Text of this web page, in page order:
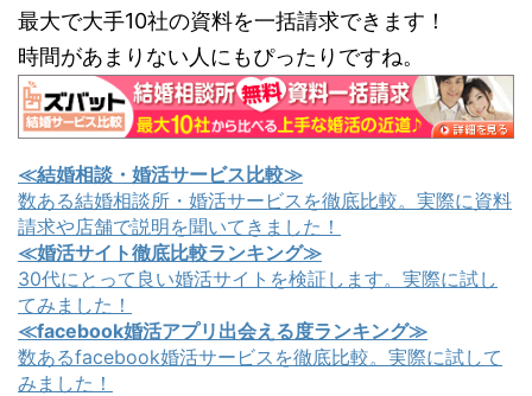
最大で大手10社の資料を一括請求できます！
時間があまりない人にもぴったりですね。
≪結婚相談・婚活サービス比較≫
数ある結婚相談所・婚活サービスを徹底比較。実際に資料
請求や店舗で説明を聞いてきました！
≪婚活サイト徹底比較ランキング≫
30代にとって良い婚活サイトを検証します。実際に試し
てみました！
≪facebook婚活アプリ出会える度ランキング≫
数あるfacebook婚活サービスを徹底比較。実際に試して
みました！